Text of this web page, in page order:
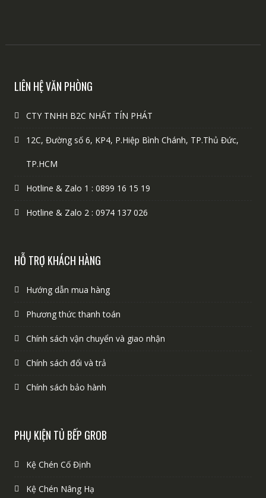
LIÊN HỆ VĂN PHÒNG
CTY TNHH B2C NHẤT TÍN PHÁT
12C, Đường số 6, KP4, P.Hiệp Bình Chánh, TP.Thủ Đức,
TP.HCM
Hotline & Zalo 1 : 0899 16 15 19
Hotline & Zalo 2 : 0974 137 026
HỖ TRỢ KHÁCH HÀNG
Hướng dẫn mua hàng
Phương thức thanh toán
Chính sách vận chuyển và giao nhận
Chính sách đổi và trả
Chính sách bảo hành
PHỤ KIỆN TỦ BẾP GROB
Kệ Chén Cố Định
Kệ Chén Nâng Hạ